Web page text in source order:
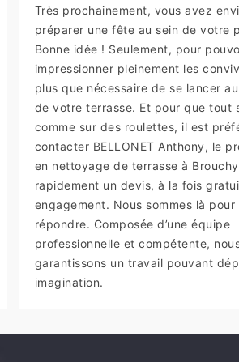
Très prochainement, vous avez
préparer une fête au sein de votre
Bonne idée ! Seulement, pour
impressionner pleinement les
plus que nécessaire de se lancer
de votre terrasse. Et pour que tout
comme sur des roulettes, il est
contacter BELLONET Anthony, le
en nettoyage de terrasse à
rapidement un devis, à la fois
engagement. Nous sommes là pour
répondre. Composée d’une équipe
professionnelle et compétente,
garantissons un travail pouvant
imagination.